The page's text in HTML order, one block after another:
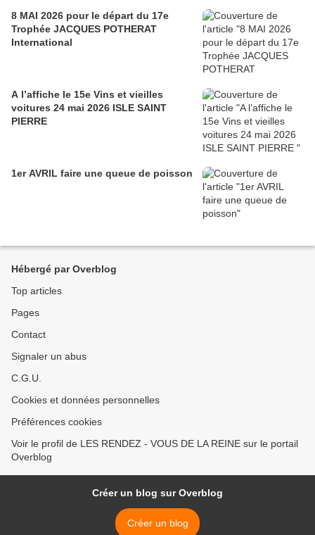
8 MAI 2026 pour le départ du 17e
Trophée JACQUES POTHERAT
International
A l’affiche le 15e Vins et vieilles
voitures 24 mai 2026 ISLE SAINT
PIERRE
1er AVRIL faire une queue de poisson
Hébergé par Overblog
Top articles
Pages
Contact
Signaler un abus
C.G.U.
Cookies et données personnelles
Préférences cookies
Voir le profil de LES RENDEZ - VOUS DE LA REINE sur le portail
Overblog
Créer un blog sur Overblog
Créer un blog